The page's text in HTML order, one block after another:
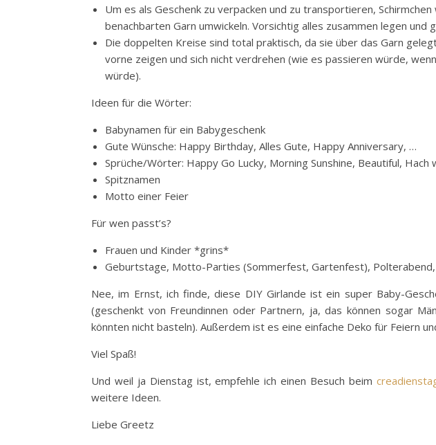
Um es als Geschenk zu verpacken und zu transportieren,
benachbarten Garn umwickeln. Vorsichtig alles zusammen legen und
Die doppelten Kreise sind total praktisch, da sie über das Garn
vorne zeigen und sich nicht verdrehen (wie es passieren würde,
würde).
Ideen für die Wörter:
Babynamen für ein Babygeschenk
Gute Wünsche: Happy Birthday, Alles Gute, Happy Anniversary, …
Sprüche/Wörter: Happy Go Lucky, Morning Sunshine, Beautiful, Hach
Spitznamen
Motto einer Feier
Für wen passt’s?
Frauen und Kinder *grins*
Geburtstage, Motto-Parties (Sommerfest, Gartenfest),
Nee, im Ernst, ich finde, diese DIY Girlande ist ein super Baby-
(geschenkt von Freundinnen oder Partnern, ja, das können sogar
könnten nicht basteln). Außerdem ist es eine einfache Deko für Feiern
Viel Spaß!
Und weil ja Dienstag ist, empfehle ich einen Besuch beim
weitere Ideen.
Liebe Greetz